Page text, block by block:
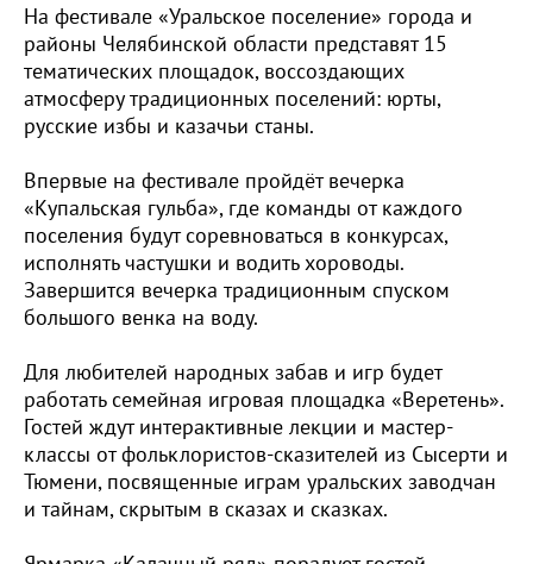
На фестивале «Уральское поселение» города и
районы Челябинской области представят 15
тематических площадок, воссоздающих
атмосферу традиционных поселений: юрты,
русские избы и казачьи станы.
Впервые на фестивале пройдёт вечерка
«Купальская гульба», где команды от каждого
поселения будут соревноваться в конкурсах,
исполнять частушки и водить хороводы.
Завершится вечерка традиционным спуском
большого венка на воду.
Для любителей народных забав и игр будет
работать семейная игровая площадка «Веретень».
Гостей ждут интерактивные лекции и мастер-
классы от фольклористов-сказителей из Сысерти и
Тюмени, посвященные играм уральских заводчан
и тайнам, скрытым в сказах и сказках.